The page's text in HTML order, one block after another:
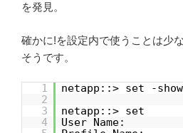
を発見。
確かに!を設定内で使うことは少
そうです。
1
netapp::> set -
2
3
netapp::> set
4
User Name: